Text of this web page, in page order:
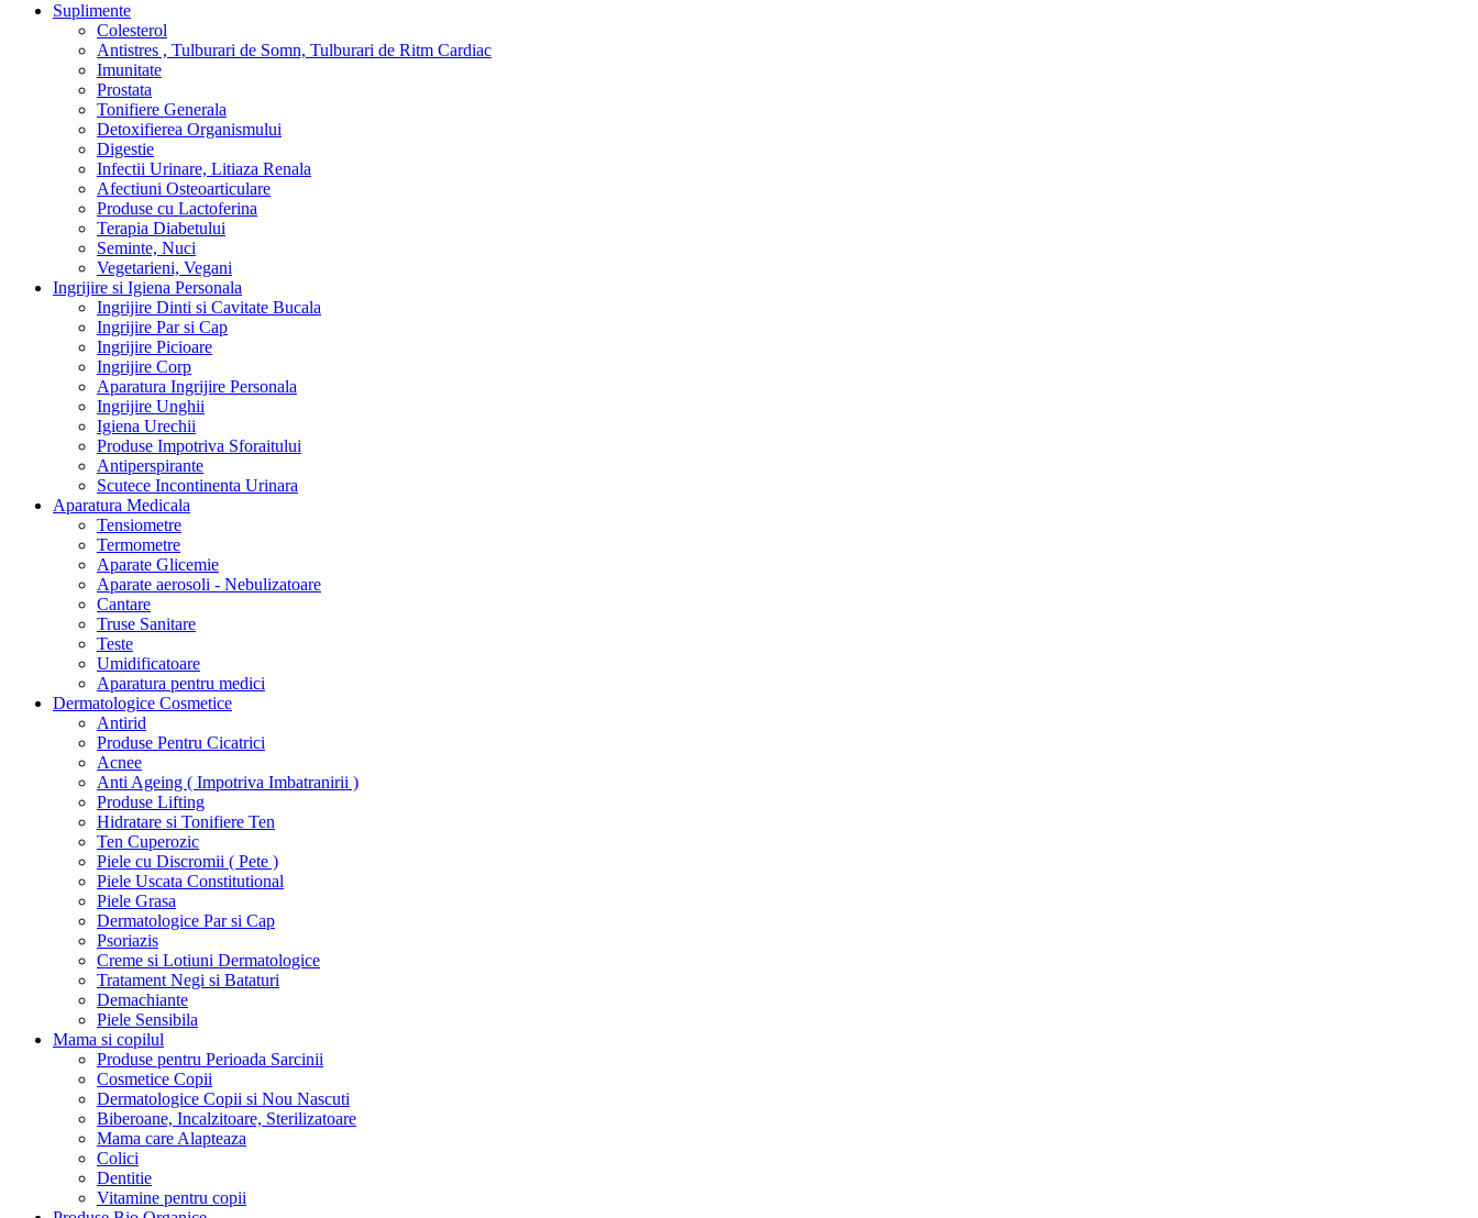
Suplimente
Colesterol
Antistres , Tulburari de Somn, Tulburari de Ritm Cardiac
Imunitate
Prostata
Tonifiere Generala
Detoxifierea Organismului
Digestie
Infectii Urinare, Litiaza Renala
Afectiuni Osteoarticulare
Produse cu Lactoferina
Terapia Diabetului
Seminte, Nuci
Vegetarieni, Vegani
Ingrijire si Igiena Personala
Ingrijire Dinti si Cavitate Bucala
Ingrijire Par si Cap
Ingrijire Picioare
Ingrijire Corp
Aparatura Ingrijire Personala
Ingrijire Unghii
Igiena Urechii
Produse Impotriva Sforaitului
Antiperspirante
Scutece Incontinenta Urinara
Aparatura Medicala
Tensiometre
Termometre
Aparate Glicemie
Aparate aerosoli - Nebulizatoare
Cantare
Truse Sanitare
Teste
Umidificatoare
Aparatura pentru medici
Dermatologice Cosmetice
Antirid
Produse Pentru Cicatrici
Acnee
Anti Ageing ( Impotriva Imbatranirii )
Produse Lifting
Hidratare si Tonifiere Ten
Ten Cuperozic
Piele cu Discromii ( Pete )
Piele Uscata Constitutional
Piele Grasa
Dermatologice Par si Cap
Psoriazis
Creme si Lotiuni Dermatologice
Tratament Negi si Bataturi
Demachiante
Piele Sensibila
Mama si copilul
Produse pentru Perioada Sarcinii
Cosmetice Copii
Dermatologice Copii si Nou Nascuti
Biberoane, Incalzitoare, Sterilizatoare
Mama care Alapteaza
Colici
Dentitie
Vitamine pentru copii